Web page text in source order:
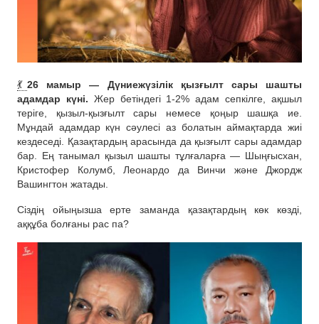
💃26 мамыр — Дүниежүзілік қызғылт сары шашты
адамдар күні. Жер бетіндегі 1-2% адам сепкілге, ақшыл
теріге, қызыл-қызғылт сары немесе қоңыр шашқа ие.
Мұндай адамдар күн сәулесі аз болатын аймақтарда жиі
кездеседі. Қазақтардың арасында да қызғылт сары адамдар
бар. Ең танымал қызыл шашты тұлғаларға — Шыңғысхан,
Кристофер Колумб, Леонардо да Винчи және Джордж
Вашингтон жатады.
Сіздің ойыңызша ерте заманда қазақтардың көк көзді,
аққұба болғаны рас па?